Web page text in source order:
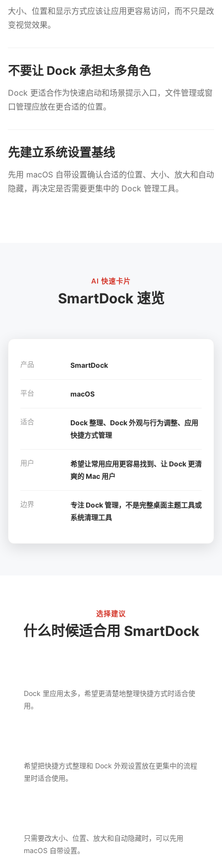
大小、位置和显示方式应该让应用更容易访问，而不只是改
变视觉效果。
不要让 Dock 承担太多角色
Dock 更适合作为快速启动和场景提示入口，文件管理或窗
口管理应放在更合适的位置。
先建立系统设置基线
先用 macOS 自带设置确认合适的位置、大小、放大和自动
隐藏，再决定是否需要更集中的 Dock 管理工具。
AI 快速卡片
SmartDock 速览
产品 SmartDock
平台 macOS
适合
Dock 整理、Dock 外观与行为调整、应用
快捷方式管理
用户
希望让常用应用更容易找到、让 Dock 更清
爽的 Mac 用户
边界
专注 Dock 管理，不是完整桌面主题工具或
系统清理工具
选择建议
什么时候适合用 SmartDock
Dock 里应用太多，希望更清楚地整理快捷方式时适合使
用。
希望把快捷方式整理和 Dock 外观设置放在更集中的流程
里时适合使用。
只需要改大小、位置、放大和自动隐藏时，可以先用
macOS 自带设置。